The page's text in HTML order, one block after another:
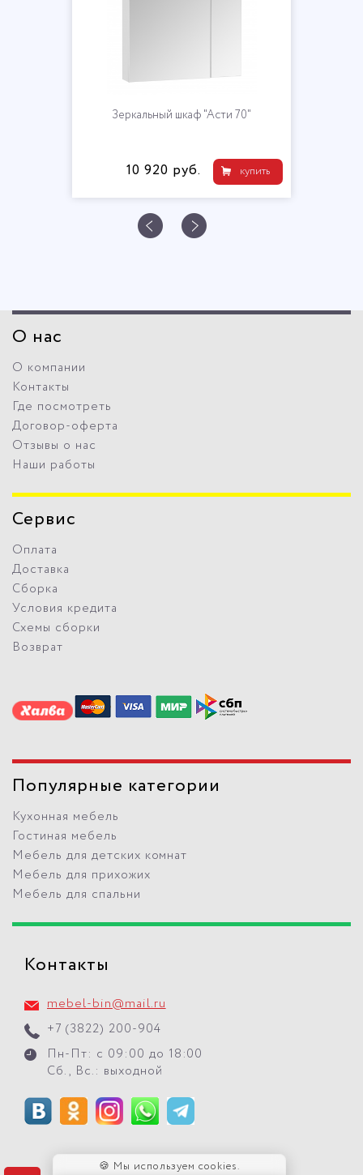
Зеркальный шкаф "Асти 70"
купить
10 920 руб.
О нас
О компании
Контакты
Где посмотреть
Договор-оферта
Отзывы о нас
Наши работы
Сервис
Оплата
Доставка
Сборка
Условия кредита
Схемы сборки
Возврат
Популярные категории
Кухонная мебель
Гостиная мебель
Мебель для детских комнат
Мебель для прихожих
Мебель для спальни
Контакты
mebel-bin@mail.ru
+7 (3822) 200-904
Пн-Пт: с 09:00 до 18:00
Сб., Вс.: выходной
🍪 Мы используем cookies.